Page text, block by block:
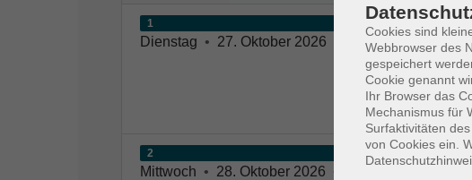
1
Dienstag • 27. Oktober 2026 17:30 – 20:30 Uhr
2
Mittwoch • 28. Oktober 2026
Cookies sind
Webbrowser des
gespeichert
Cookie genannt
Ihr Browser das
Mechanismus für
Surfaktivitäten
von Cookies ein.